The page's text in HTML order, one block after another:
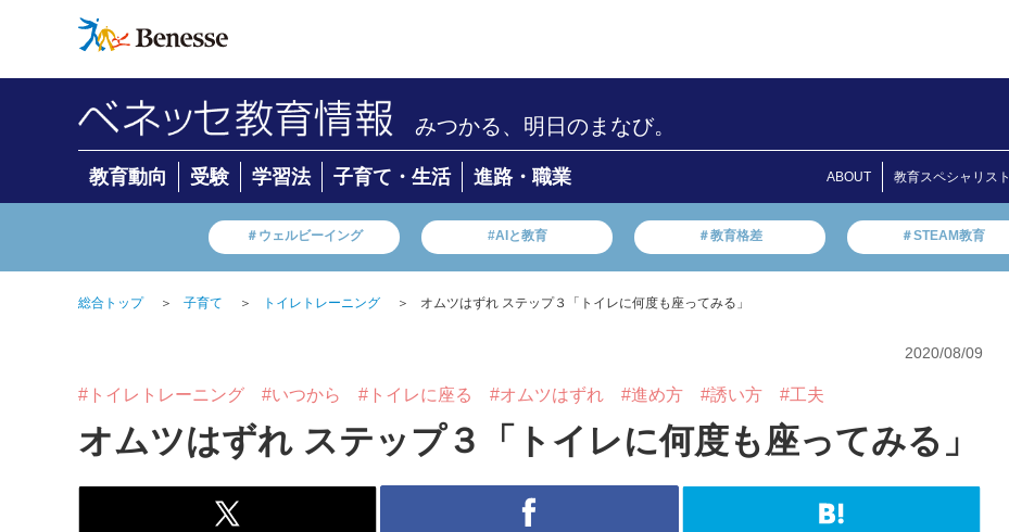
みつかる、明日のまなび。
教育動向 受験 学習法 子育て・生活 進路・職業 ABOUT 教育スペシャリスト
＃ウェルビーイング #AIと教育 ＃教育格差 ＃STEAM教育
総合トップ ＞ 子育て ＞ トイレトレーニング ＞ オムツはずれ ステップ３「トイレに何度も座ってみる」
2020/08/09
#トイレトレーニング #いつから #トイレに座る #オムツはずれ #進め方 #誘い方 #工夫
オムツはずれ ステップ３「トイレに何度も座ってみる」